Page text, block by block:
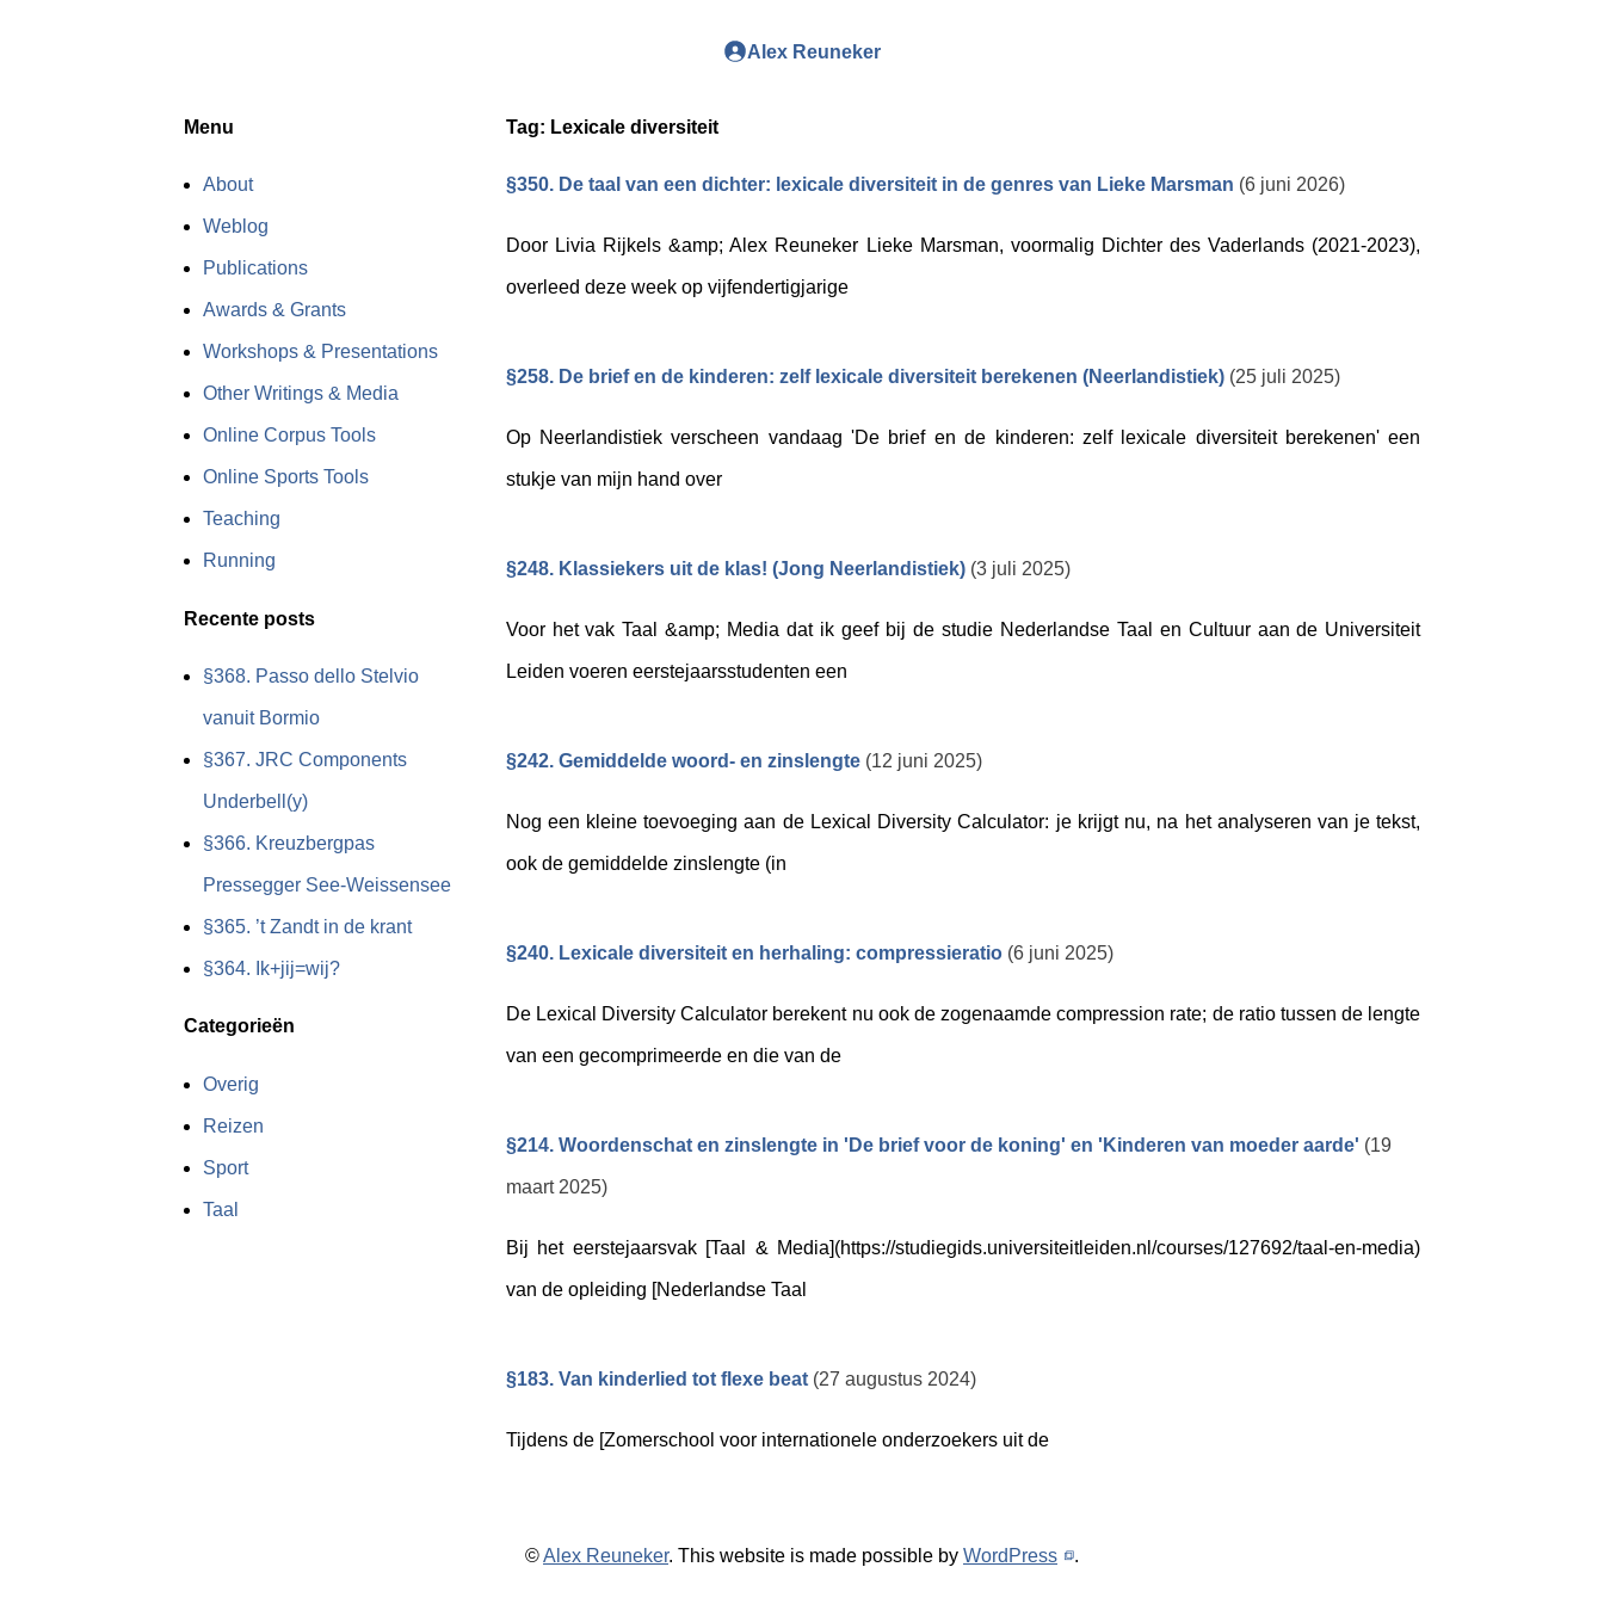
Alex Reuneker
Menu
About
Weblog
Publications
Awards & Grants
Workshops & Presentations
Other Writings & Media
Online Corpus Tools
Online Sports Tools
Teaching
Running
Recente posts
§368. Passo dello Stelvio
vanuit Bormio
§367. JRC Components
Underbell(y)
§366. Kreuzbergpas
Pressegger See-Weissensee
§365. ’t Zandt in de krant
§364. Ik+jij=wij?
Categorieën
Overig
Reizen
Sport
Taal
Tag: Lexicale diversiteit
§350. De taal van een dichter: lexicale diversiteit in de genres van Lieke Marsman (6 juni 2026)
Door Livia Rijkels &amp; Alex Reuneker Lieke Marsman, voormalig Dichter des Vaderlands (2021-2023),
overleed deze week op vijfendertigjarige
§258. De brief en de kinderen: zelf lexicale diversiteit berekenen (Neerlandistiek) (25 juli 2025)
Op Neerlandistiek verscheen vandaag 'De brief en de kinderen: zelf lexicale diversiteit berekenen' een
stukje van mijn hand over
§248. Klassiekers uit de klas! (Jong Neerlandistiek) (3 juli 2025)
Voor het vak Taal &amp; Media dat ik geef bij de studie Nederlandse Taal en Cultuur aan de Universiteit
Leiden voeren eerstejaarsstudenten een
§242. Gemiddelde woord- en zinslengte (12 juni 2025)
Nog een kleine toevoeging aan de Lexical Diversity Calculator: je krijgt nu, na het analyseren van je tekst,
ook de gemiddelde zinslengte (in
§240. Lexicale diversiteit en herhaling: compressieratio (6 juni 2025)
De Lexical Diversity Calculator berekent nu ook de zogenaamde compression rate; de ratio tussen de lengte
van een gecomprimeerde en die van de
§214. Woordenschat en zinslengte in 'De brief voor de koning' en 'Kinderen van moeder aarde' (19
maart 2025)
Bij het eerstejaarsvak [Taal & Media](https://studiegids.universiteitleiden.nl/courses/127692/taal-en-media)
van de opleiding [Nederlandse Taal
§183. Van kinderlied tot flexe beat (27 augustus 2024)
Tijdens de [Zomerschool voor internationele onderzoekers uit de
©Alex Reuneker. This website is made possible by WordPress .